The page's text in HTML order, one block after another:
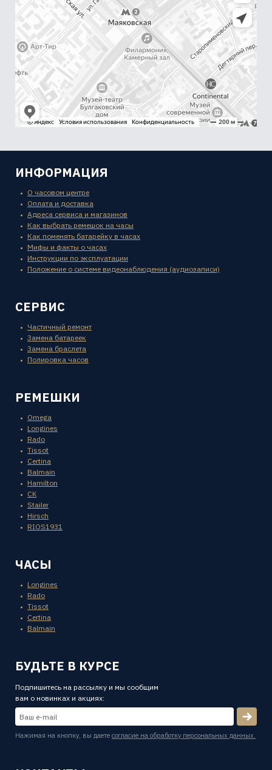
ИНФОРМАЦИЯ
О часовом центре
Оплата и доставка
Адреса сервиса и магазинов
Как выбрать ремешок на часы
Как поменять батарейку в часах
Мифы и факты о часах
Инструкции по эксплуатации
Положение о системе видеонаблюдения (аудиозаписи)
СЕРВИС
Частичный ремонт
Замена батареек
Замена браслета
Полировка часов
РЕМЕШКИ
Omega
Longines
Rado
Tissot
Certina
Balmain
Hamilton
CK
Stailer
Hirsch
RIOS1931
ЧАСЫ
Longines
Rado
Tissot
Certina
Balmain
БУДЬТЕ В КУРСЕ
Подпишитесь на рассылку и мы сообщим
вам о новинках и акциях:
Нажимая на кнопку, вы даете согласие на обработку персональных данных.